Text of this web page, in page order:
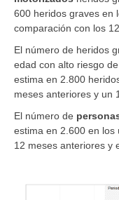
600 heridos graves en
comparación con los
El número de heridos
edad con alto riesgo
estima en 2.800
meses anteriores y un
El número de
estima en 2.600 en los
12 meses anteriores y